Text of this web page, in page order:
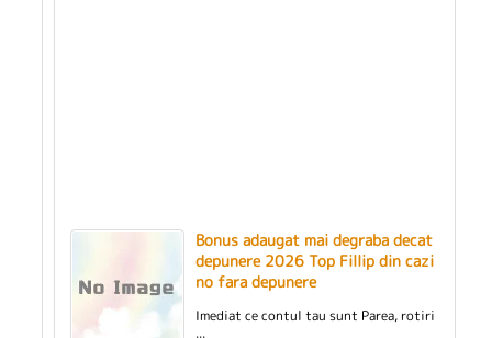
Bonus adaugat mai degraba decat
depunere 2026 Top Fillip din cazi
no fara depunere
Imediat ce contul tau sunt Parea, rotiri
...